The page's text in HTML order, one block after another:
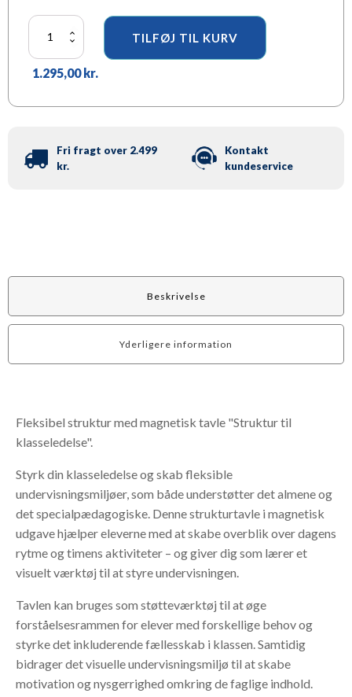
Struktur
til
TILFØJ TIL KURV
1.295,00kr.
Fri fragt over 2.499
kr.
Kontakt
kundeservice
Beskrivelse
Yderligere information
Fleksibel struktur med magnetisk tavle "Struktur til
klasseledelse".
Styrk din klasseledelse og skab fleksible
undervisningsmiljøer, som både understøtter det almene og
det specialpædagogiske. Denne strukturtavle i magnetisk
udgave hjælper eleverne med at skabe overblik over dagens
rytme og timens aktiviteter – og giver dig som lærer et
visuelt værktøj til at styre undervisningen.
Tavlen kan bruges som støtteværktøj til at øge
forståelsesrammen for elever med forskellige behov og
styrke det inkluderende fællesskab i klassen. Samtidig
bidrager det visuelle undervisningsmiljø til at skabe
motivation og nysgerrighed omkring de faglige indhold.